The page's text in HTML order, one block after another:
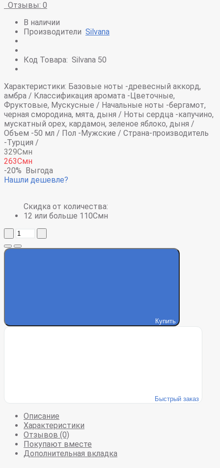
Отзывы: 0
В наличии
Производители Silvana
Код Товара: Silvana 50
Характеристики: Базовые ноты -древесный аккорд,
амбра / Классификация аромата -Цветочные,
Фруктовые, Мускусные / Начальные ноты -бергамот,
черная смородина, мята, дыня / Ноты сердца -капучино,
мускатный орех, кардамон, зеленое яблоко, дыня /
Объем -50 мл / Пол -Мужские / Страна-производитель
-Турция /
329Смн
263Смн
-20% Выгода
Нашли дешевле?
Скидка от количества:
12 или больше 110Смн
Купить
Быстрый заказ
Описание
Характеристики
Отзывов (0)
Покупают вместе
Дополнительная вкладка